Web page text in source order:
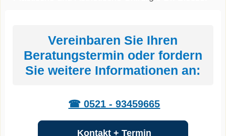
Vereinbaren Sie Ihren
Beratungstermin oder fordern
Sie weitere Informationen an:
☎ 0521 - 93459665
Kontakt + Termin